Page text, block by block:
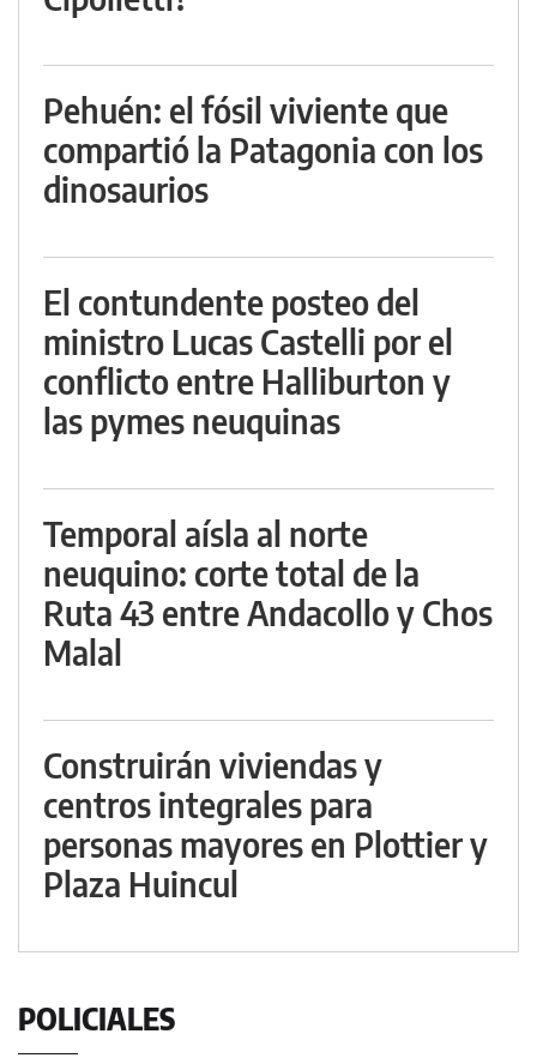
Pehuén: el fósil viviente que
compartió la Patagonia con los
dinosaurios
El contundente posteo del
ministro Lucas Castelli por el
conflicto entre Halliburton y
las pymes neuquinas
Temporal aísla al norte
neuquino: corte total de la
Ruta 43 entre Andacollo y Chos
Malal
Construirán viviendas y
centros integrales para
personas mayores en Plottier y
Plaza Huincul
POLICIALES